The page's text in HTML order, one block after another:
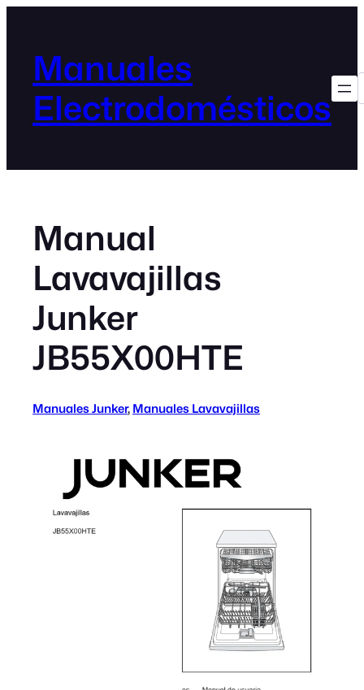
Manuales
Electrodomésticos
Manual
Lavavajillas
Junker
JB55X00HTE
Manuales Junker, Manuales Lavavajillas